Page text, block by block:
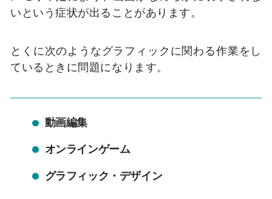
いという症状が出ることがあります。
とくに次のようなグラフィックに関わる作業をし
ているときに問題になります。
動画編集
オンラインゲーム
グラフィック・デザイン